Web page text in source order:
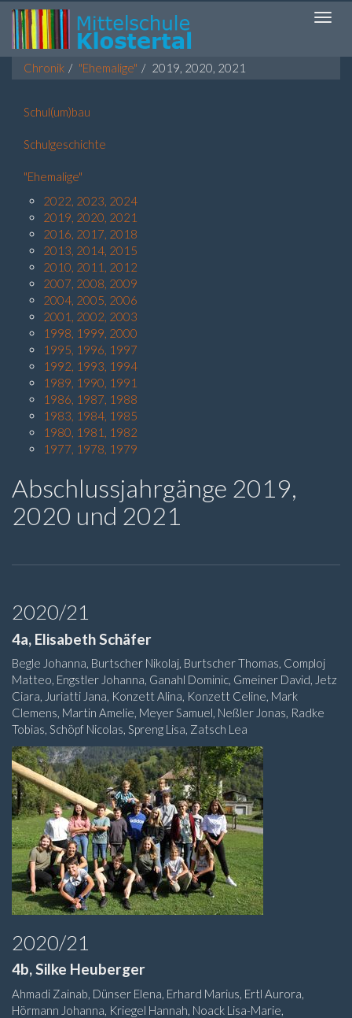
Chronik "Ehemalige" 2019, 2020, 2021
Schul(um)bau
Schulgeschichte
"Ehemalige"
2022, 2023, 2024
2019, 2020, 2021
2016, 2017, 2018
2013, 2014, 2015
2010, 2011, 2012
2007, 2008, 2009
2004, 2005, 2006
2001, 2002, 2003
1998, 1999, 2000
1995, 1996, 1997
1992, 1993, 1994
1989, 1990, 1991
1986, 1987, 1988
1983, 1984, 1985
1980, 1981, 1982
1977, 1978, 1979
Abschlussjahrgänge 2019,
2020 und 2021
2020/21
4a, Elisabeth Schäfer
Begle Johanna, Burtscher Nikolaj, Burtscher Thomas, Comploj
Matteo, Engstler Johanna, Ganahl Dominic, Gmeiner David, Jetz
Ciara, Juriatti Jana, Konzett Alina, Konzett Celine, Mark
Clemens, Martin Amelie, Meyer Samuel, Neßler Jonas, Radke
Tobias, Schöpf Nicolas, Spreng Lisa, Zatsch Lea
2020/21
4b, Silke Heuberger
Ahmadi Zainab, Dünser Elena, Erhard Marius, Ertl Aurora,
Hörmann Johanna, Kriegel Hannah, Noack Lisa-Marie,